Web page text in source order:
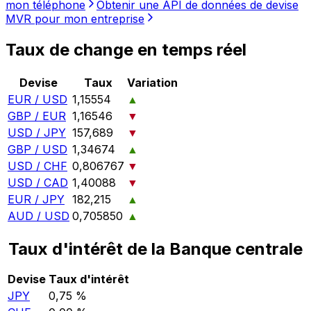
mon téléphone
Obtenir une API de données de devise
MVR pour mon entreprise
Taux de change en temps réel
Devise Taux
Variation
EUR / USD 1,15554
▲
GBP / EUR 1,16546
▼
USD / JPY 157,689
▼
GBP / USD 1,34674
▲
USD / CHF 0,806767 ▼
USD / CAD 1,40088
▼
EUR / JPY 182,215
▲
AUD / USD 0,705850 ▲
Taux d'intérêt de la Banque centrale
Devise Taux d'intérêt
JPY
0,75 %